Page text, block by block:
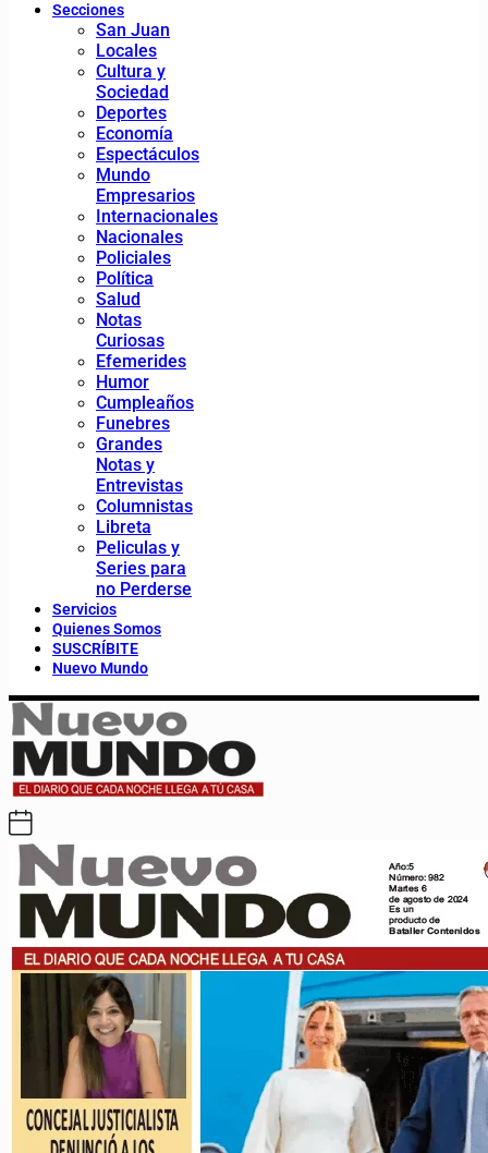
Secciones
San Juan
Locales
Cultura y
Sociedad
Deportes
Economía
Espectáculos
Mundo
Empresarios
Internacionales
Nacionales
Policiales
Política
Salud
Notas
Curiosas
Efemerides
Humor
Cumpleaños
Funebres
Grandes
Notas y
Entrevistas
Columnistas
Libreta
Peliculas y
Series para
no Perderse
Servicios
Quienes Somos
SUSCRÍBITE
Nuevo Mundo